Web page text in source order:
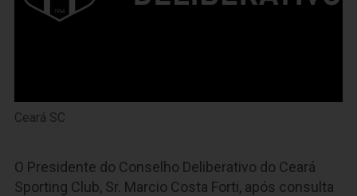
Ceará SC
O Presidente do Conselho Deliberativo do Ceará
Sporting Club, Sr. Marcio Costa Forti, após consulta